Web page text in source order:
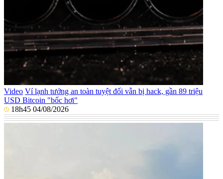
Video Ví lạnh tưởng an toàn tuyệt đối vẫn bị hack, gần 89 triệu
USD Bitcoin "bốc hơi"
18h45 04/08/2026